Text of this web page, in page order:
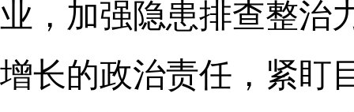
业，加强隐患排查整治
增长的政治责任，紧盯